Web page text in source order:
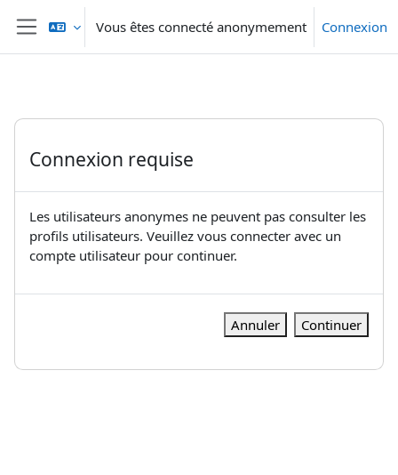
Passer au contenu principal
Panneau latéral
Vous êtes connecté anonymement Connexion
Connexion requise
Les utilisateurs anonymes ne peuvent pas consulter les
profils utilisateurs. Veuillez vous connecter avec un
compte utilisateur pour continuer.
Annuler Continuer